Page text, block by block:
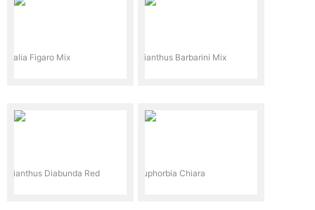
Dalia Figaro Mix Dianthus Barbarini Mix
Dianthus Diabunda Red Euphorbia Chiara